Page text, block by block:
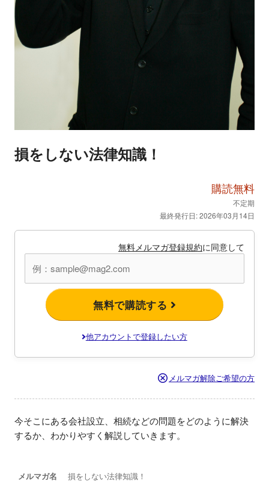
損をしない法律知識！
購読無料
不定期
最終発行日: 2026年03月14日
無料メルマガ登録規約に同意して
無料で購読する
他アカウントで登録したい方
メルマガ解除ご希望の方
今そこにある会社設立、相続などの問題をどのように解決
するか、わかりやすく解説していきます。
メルマガ名
損をしない法律知識！